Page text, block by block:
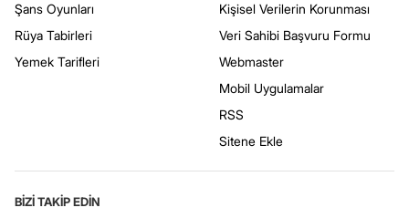
Şans Oyunları
Rüya Tabirleri
Yemek Tarifleri
Kişisel Verilerin Korunması
Veri Sahibi Başvuru Formu
Webmaster
Mobil Uygulamalar
RSS
Sitene Ekle
BİZİ TAKİP EDİN